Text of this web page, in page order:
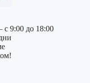
с 9:00 до 18:00